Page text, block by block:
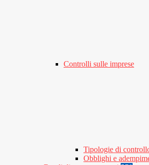
Controlli sulle imprese
Tipologie di
Obblighi e